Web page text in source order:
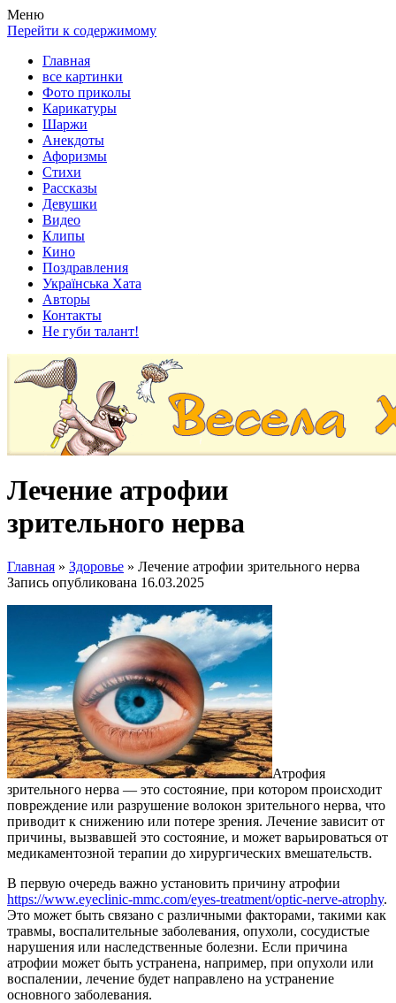
Весела хата — прикольные картинки, смешные истории,
клипы!
Покажем всем ваши фото приколы, карикатуры, шаржи, стихи,
рассказы, видео и песни!
Меню
Перейти к содержимому
Главная
все картинки
Фото приколы
Карикатуры
Шаржи
Анекдоты
Афоризмы
Стихи
Рассказы
Девушки
Видео
Клипы
Кино
Поздравления
Українська Хата
Авторы
Контакты
Не губи талант!
Лечение атрофии
зрительного нерва
Главная » Здоровье » Лечение атрофии зрительного нерва
Запись опубликована 16.03.2025
Атрофия
зрительного нерва — это состояние, при котором происходит
повреждение или разрушение волокон зрительного нерва, что
приводит к снижению или потере зрения. Лечение зависит от
причины, вызвавшей это состояние, и может варьироваться от
медикаментозной терапии до хирургических вмешательств.
В первую очередь важно установить причину атрофии
https://www.eyeclinic-mmc.com/eyes-treatment/optic-nerve-atrophy.
Это может быть связано с различными факторами, такими как
травмы, воспалительные заболевания, опухоли, сосудистые
нарушения или наследственные болезни. Если причина
атрофии может быть устранена, например, при опухоли или
воспалении, лечение будет направлено на устранение
основного заболевания.